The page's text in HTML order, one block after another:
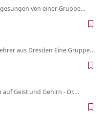
von einer Gruppe…
aus Dresden Eine Gruppe…
auf Geist und Gehirn - Dr.…